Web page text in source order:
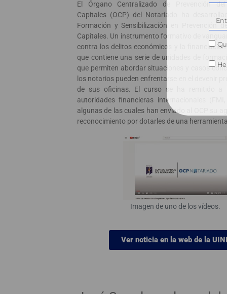
El Órgano Centralizado de Prevención
Capitales (OCP) del Notariado ha
Formación y Sensibilización en Prevención
Capitales. Un instrumento formativo de
contra los delitos económicos y la
que contiene una serie de unidades de
que permiten abordar situaciones y casos
los notarios pueden enfrentarse en el devenir
de sus oficinas. El curso se ha remitido a
autoridades financieras internacionales (FMI,
algunas de las cuales han enviado al OCP su
reconocimiento por dotarles de una
Imagen de uno de los vídeos.
Ver noticia en la web de la